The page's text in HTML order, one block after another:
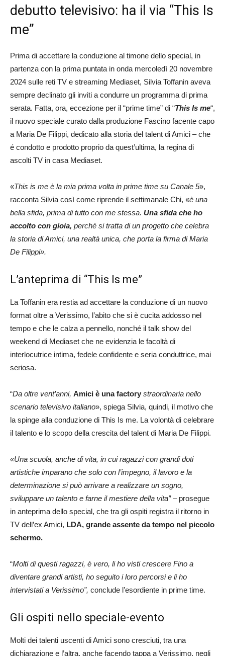
debutto televisivo: ha il via “This Is
me”
Prima di accettare la conduzione al timone dello special, in
partenza con la prima puntata in onda mercoledì 20 novembre
2024 sulle reti TV e streaming Mediaset, Silvia Toffanin aveva
sempre declinato gli inviti a condurre un programma di prima
serata. Fatta, ora, eccezione per il “prime time” di “This Is me“,
il nuovo speciale curato dalla produzione Fascino facente capo
a Maria De Filippi, dedicato alla storia del talent di Amici – che
é condotto e prodotto proprio da quest’ultima, la regina di
ascolti TV in casa Mediaset.
«This is me è la mia prima volta in prime time su Canale 5»,
racconta Silvia così come riprende il settimanale Chi, «è una
bella sfida, prima di tutto con me stessa. Una sfida che ho
accolto con gioia, perché si tratta di un progetto che celebra
la storia di Amici, una realtà unica, che porta la firma di Maria
De Filippi».
L’anteprima di “This Is me”
La Toffanin era restia ad accettare la conduzione di un nuovo
format oltre a Verissimo, l’abito che si è cucita addosso nel
tempo e che le calza a pennello, nonché il talk show del
weekend di Mediaset che ne evidenzia le facoltà di
interlocutrice intima, fedele confidente e seria conduttrice, mai
seriosa.
“Da oltre vent’anni, Amici è una factory straordinaria nello
scenario televisivo italiano», spiega Silvia, quindi, il motivo che
la spinge alla conduzione di This Is me. La volontà di celebrare
il talento e lo scopo della crescita del talent di Maria De Filippi.
«Una scuola, anche di vita, in cui ragazzi con grandi doti
artistiche imparano che solo con l’impegno, il lavoro e la
determinazione si può arrivare a realizzare un sogno,
sviluppare un talento e farne il mestiere della vita”– prosegue
in anteprima dello special, che tra gli ospiti registra il ritorno in
TV dell’ex Amici, LDA, grande assente da tempo nel piccolo
schermo.
“Molti di questi ragazzi, è vero, li ho visti crescere Fino a
diventare grandi artisti, ho seguito i loro percorsi e li ho
intervistati a Verissimo”, conclude l’esordiente in prime time.
Gli ospiti nello speciale-evento
Molti dei talenti uscenti di Amici sono cresciuti, tra una
dichiarazione e l’altra, anche facendo tappa a Verissimo, negli